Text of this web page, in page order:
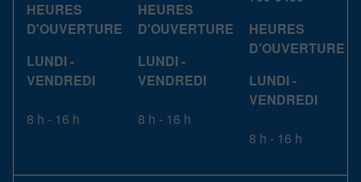
HEURES
D'OUVERTURE
LUNDI -
VENDREDI
8 h - 16 h
HEURES
D'OUVERTURE
LUNDI -
VENDREDI
8 h - 16 h
HEURES
D'OUVERTURE
LUNDI -
VENDREDI
8 h - 16 h